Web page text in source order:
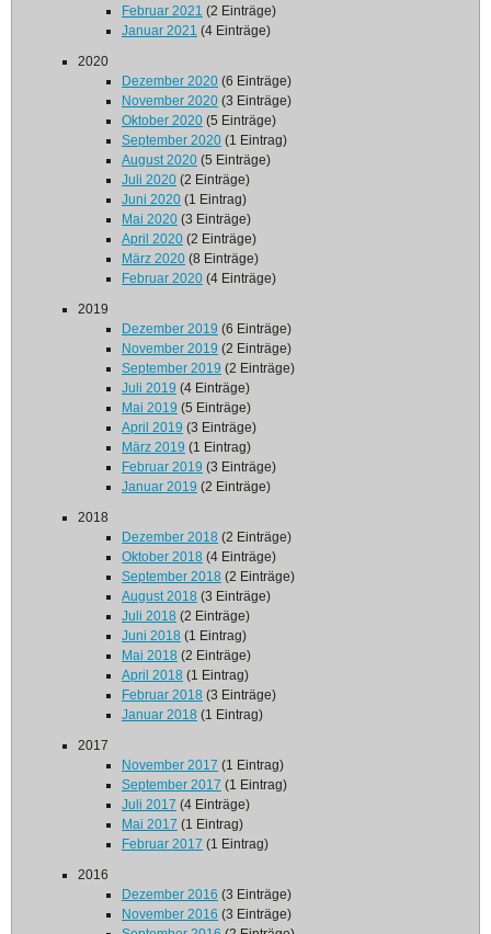
Februar 2021 (2 Einträge)
Januar 2021 (4 Einträge)
2020
Dezember 2020 (6 Einträge)
November 2020 (3 Einträge)
Oktober 2020 (5 Einträge)
September 2020 (1 Eintrag)
August 2020 (5 Einträge)
Juli 2020 (2 Einträge)
Juni 2020 (1 Eintrag)
Mai 2020 (3 Einträge)
April 2020 (2 Einträge)
März 2020 (8 Einträge)
Februar 2020 (4 Einträge)
2019
Dezember 2019 (6 Einträge)
November 2019 (2 Einträge)
September 2019 (2 Einträge)
Juli 2019 (4 Einträge)
Mai 2019 (5 Einträge)
April 2019 (3 Einträge)
März 2019 (1 Eintrag)
Februar 2019 (3 Einträge)
Januar 2019 (2 Einträge)
2018
Dezember 2018 (2 Einträge)
Oktober 2018 (4 Einträge)
September 2018 (2 Einträge)
August 2018 (3 Einträge)
Juli 2018 (2 Einträge)
Juni 2018 (1 Eintrag)
Mai 2018 (2 Einträge)
April 2018 (1 Eintrag)
Februar 2018 (3 Einträge)
Januar 2018 (1 Eintrag)
2017
November 2017 (1 Eintrag)
September 2017 (1 Eintrag)
Juli 2017 (4 Einträge)
Mai 2017 (1 Eintrag)
Februar 2017 (1 Eintrag)
2016
Dezember 2016 (3 Einträge)
November 2016 (3 Einträge)